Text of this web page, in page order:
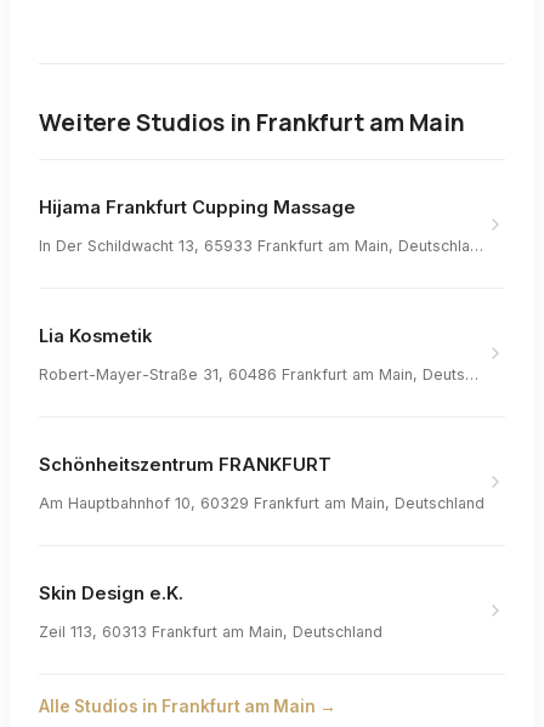
Weitere Studios in Frankfurt am Main
Hijama Frankfurt Cupping Massage
In Der Schildwacht 13, 65933 Frankfurt am Main, Deutschland
Lia Kosmetik
Robert-Mayer-Straße 31, 60486 Frankfurt am Main, Deutschland
Schönheitszentrum FRANKFURT
Am Hauptbahnhof 10, 60329 Frankfurt am Main, Deutschland
Skin Design e.K.
Zeil 113, 60313 Frankfurt am Main, Deutschland
Alle Studios in Frankfurt am Main →